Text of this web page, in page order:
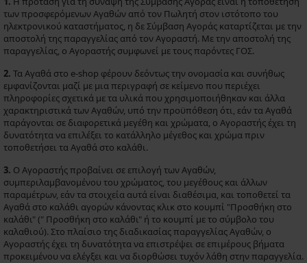
των προσφερόμενων Αγαθών από τον Πωλητή στον ιστότοπο του
ηλεκτρονικού καταστήματος, η δε Σύμβαση Αγοράς καταρτίζεται με την
αποστολή της παραγγελίας από τον Αγοραστή. Με την αποστολή της
παραγγελίας, ο Αγοραστής συμφωνεί με τους παρόντες ΓΟΣ.
2. Τα Αγαθά στο e-shop φέρουν δεόντως την ονομασία και συνήθως
εμφανίζονται μαζί με μια περιγραφή σε κείμενο που περιέχει
πληροφορίες σχετικά με τα υλικά που χρησιμοποιήθηκαν και άλλα
χαρακτηριστικά των Αγαθών, υπό την προϋπόθεση ότι, εάν τα Αγαθά
παράγονται σε διαφορετικά μεγέθη και χρώματα, ο Αγοραστής έχει τη
δυνατότητα να επιλέξει το κατάλληλο μέγεθος και χρώμα πριν
τοποθετήσει τα Αγαθά στο καλάθι.
3. Ο Αγοραστής προβαίνει σε επιλογή των Αγαθών,
συμπεριλαμβανομένου του χρώματος, του μεγέθους και άλλων
παραμέτρων, εάν τα στοιχεία αυτά είναι διαθέσιμα, και τοποθετεί τα
Αγαθά στο καλάθι αγορών κάνοντας κλικ στο κουμπί "Προσθήκη στο
καλάθι" (" Προσθήκη στο καλάθι" ή το κουμπί με το σύμβολο του
καλαθιού). Στο πλαίσιο της διαδικασίας παραγγελίας Αγαθών, ο
Αγοραστής έχει τη δυνατότητα να επιστρέψει σε επιμέρους βήματα
προκειμένου να ελέγξει και να διορθώσει τυχόν λάθη στην παραγγελία.